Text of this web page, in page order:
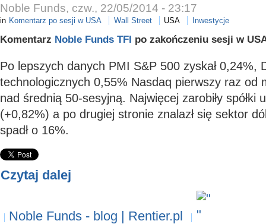
Noble Funds, czw., 22/05/2014 - 23:17
in Komentarz po sesji w USA Wall Street USA Inwestycje
Komentarz Noble Funds TFI po zakończeniu sesji w
Po lepszych danych PMI S&P 500 zyskał 0,24%,
technologicznych 0,55% Nasdaq pierwszy raz od
nad średnią 50-sesyjną. Najwięcej zarobiły spółki
(+0,82%) a po drugiej stronie znalazł się sektor
spadł o 16%.
Czytaj dalej
Noble Funds - blog | Rentier.pl